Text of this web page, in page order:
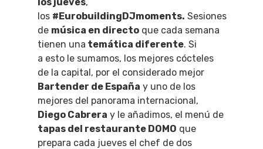
los #EurobuildingDJmoments. Sesiones
de música en directo que cada semana
tienen una temática diferente. Si
a esto le sumamos, los mejores cócteles
de la capital, por el considerado mejor
Bartender de España y uno de los
mejores del panorama internacional,
Diego Cabrera y le añadimos, el menú de
tapas del restaurante DOMO que
prepara cada jueves el chef de dos